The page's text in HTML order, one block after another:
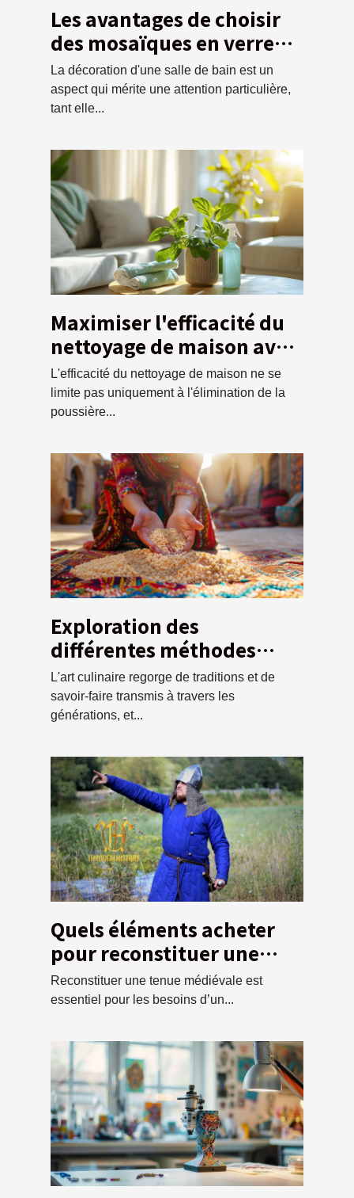
Les avantages de choisir
des mosaïques en verre
pour la salle de bain
La décoration d'une salle de bain est un
aspect qui mérite une attention particulière,
tant elle...
Maximiser l'efficacité du
nettoyage de maison avec
un service de débarras
écologique
L'efficacité du nettoyage de maison ne se
limite pas uniquement à l'élimination de la
poussière...
Exploration des
différentes méthodes
traditionnelles pour
préparer la semoule de
couscous
L'art culinaire regorge de traditions et de
savoir-faire transmis à travers les
générations, et...
Quels éléments acheter
pour reconstituer une
tunique médiévale ?
Reconstituer une tenue médiévale est
essentiel pour les besoins d’un...